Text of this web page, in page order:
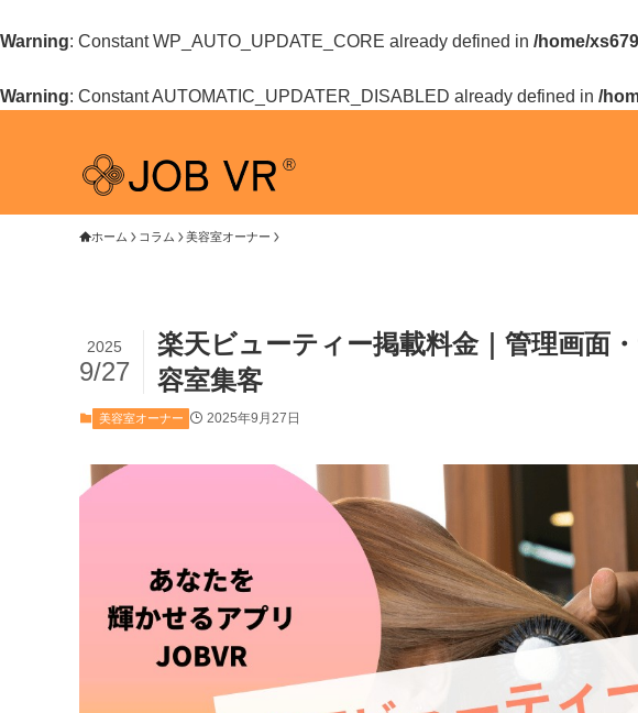
Warning: Constant WP_AUTO_UPDATE_CORE already defined in /home/
Warning: Constant AUTOMATIC_UPDATER_DISABLED already defined in /
ホーム コラム 美容室オーナー
楽天ビューティー掲載料金｜管理画面
容室集客
2025
9/27
美容室オーナー 2025年9月27日